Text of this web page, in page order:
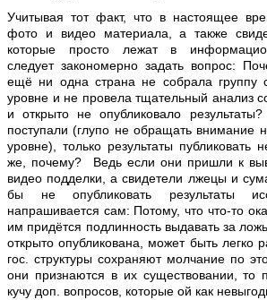
Учитывая тот факт, что в настоящее
фото и видео материала, а также
которые просто лежат в
следует закономерно задать вопрос:
ещё ни одна страна не собрала группу
уровне и не провела тщательный анализ
и открыто не опубликовало
поступали (глупо не обращать внимание
уровне), только результаты публиковать
же, почему? Ведь если они пришли к
видео подделки, а свидетели лжецы и
бы не опубликовать результаты
напрашивается сам: Потому, что что-то
им придётся подлинность выдавать за
открыто опубликована, может быть легко
гос. структуры сохраняют молчание по
они признаются в их существовании, то
кучу доп. вопросов, которые ой как